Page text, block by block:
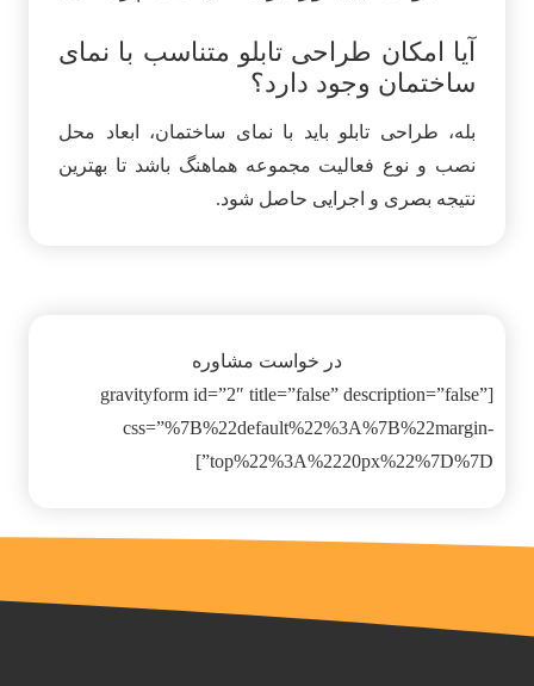
آیا امکان طراحی تابلو متناسب با نمای
ساختمان وجود دارد؟
بله، طراحی تابلو باید با نمای ساختمان، ابعاد محل
نصب و نوع فعالیت مجموعه هماهنگ باشد تا بهترین
نتیجه بصری و اجرایی حاصل شود.
در خواست مشاوره
[gravityform id=”2″ title=”false” description=”false”
css=”%7B%22default%22%3A%7B%22margin-
top%22%3A%2220px%22%7D%7D”]